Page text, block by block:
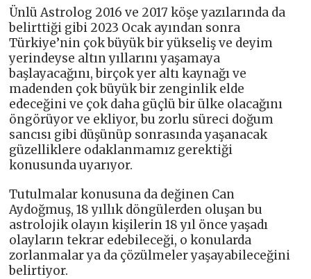
Ünlü Astrolog 2016 ve 2017 köşe yazılarında da
belirttiği gibi 2023 Ocak ayından sonra
Türkiye’nin çok büyük bir yükseliş ve deyim
yerindeyse altın yıllarını yaşamaya
başlayacağını, birçok yer altı kaynağı ve
madenden çok büyük bir zenginlik elde
edeceğini ve çok daha güçlü bir ülke olacağını
öngörüyor ve ekliyor, bu zorlu süreci doğum
sancısı gibi düşünüp sonrasında yaşanacak
güzelliklere odaklanmamız gerektiği
konusunda uyarıyor.
Tutulmalar konusuna da değinen Can
Aydoğmuş, 18 yıllık döngülerden oluşan bu
astrolojik olayın kişilerin 18 yıl önce yaşadı
olayların tekrar edebileceği, o konularda
zorlanmalar ya da çözülmeler yaşayabileceğini
belirtiyor.